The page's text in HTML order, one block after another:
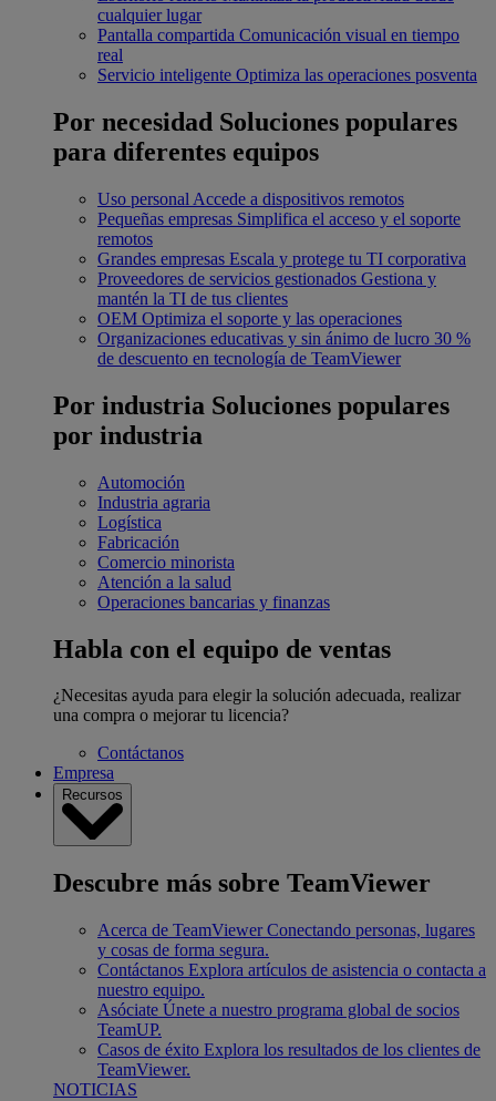
cualquier lugar
Pantalla compartida Comunicación visual en tiempo
real
Servicio inteligente Optimiza las operaciones posventa
Por necesidad Soluciones populares
para diferentes equipos
Uso personal Accede a dispositivos remotos
Pequeñas empresas Simplifica el acceso y el soporte
remotos
Grandes empresas Escala y protege tu TI corporativa
Proveedores de servicios gestionados Gestiona y
mantén la TI de tus clientes
OEM Optimiza el soporte y las operaciones
Organizaciones educativas y sin ánimo de lucro 30 %
de descuento en tecnología de TeamViewer
Por industria Soluciones populares
por industria
Automoción
Industria agraria
Logística
Fabricación
Comercio minorista
Atención a la salud
Operaciones bancarias y finanzas
Habla con el equipo de ventas
¿Necesitas ayuda para elegir la solución adecuada, realizar
una compra o mejorar tu licencia?
Contáctanos
Empresa
Recursos
Descubre más sobre TeamViewer
Acerca de TeamViewer Conectando personas, lugares
y cosas de forma segura.
Contáctanos Explora artículos de asistencia o contacta a
nuestro equipo.
Asóciate Únete a nuestro programa global de socios
TeamUP.
Casos de éxito Explora los resultados de los clientes de
TeamViewer.
NOTICIAS